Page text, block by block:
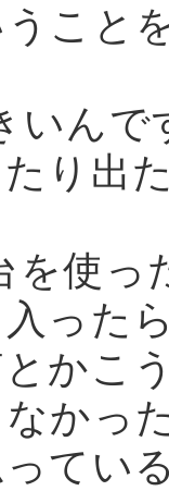
こと
いん
り出
使っ
った
とか
かっ
てい